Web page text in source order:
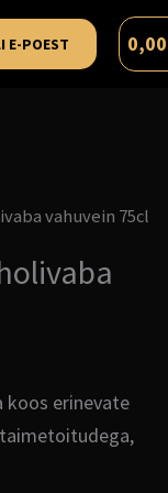
E-POEST 0,00
vahuvein 75cl
koos erinevate